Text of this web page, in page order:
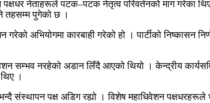
नेताहरूले पटक–पटक नेतृत्व परिवर्तनको माग गरेका
तहसम्म पुगेको छ ।
अभियोगमा कारबाही गरेको हो । पार्टीको निष्कासन
सम्भव नरहेको अडान लिँदै आएको थियो । केन्द्रीय
।
संस्थापन पक्ष अडिग रह्यो । विशेष महाधिवेशन